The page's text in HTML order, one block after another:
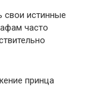
свои истинные
часто
принца